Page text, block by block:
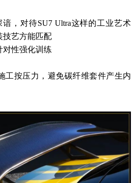
，对待SU7 Ultra这样的工业艺术
技艺方能匹配
对性强化训练
工按压力，避免碳纤维套件产生内